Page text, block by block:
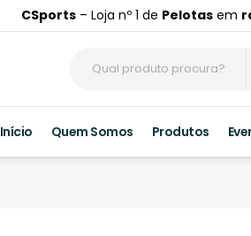
CSports– Loja nº 1 de Pelotasem
Início Quem Somos Produtos